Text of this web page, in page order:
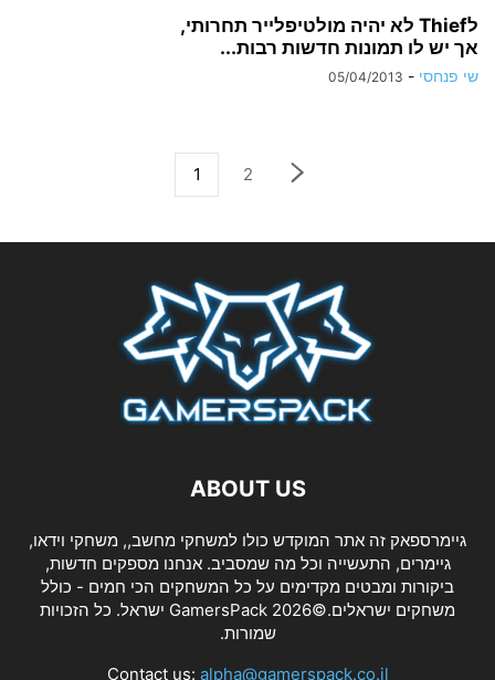
לThief לא יהיה מולטיפלייר תחרותי,
אך יש לו תמונות חדשות רבות...
שי פנחסי -
05/04/2013
1 2
ABOUT US
גיימרספאק זה אתר המוקדש כולו למשחקי מחשב,, משחקי וידאו,
גיימרים, התעשייה וכל מה שמסביב. אנחנו מספקים חדשות,
ביקורות ומבטים מקדימים על כל המשחקים הכי חמים - כולל
משחקים ישראלים.©2026 GamersPack ישראל. כל הזכויות
שמורות.
Contact us: alpha@gamerspack.co.il